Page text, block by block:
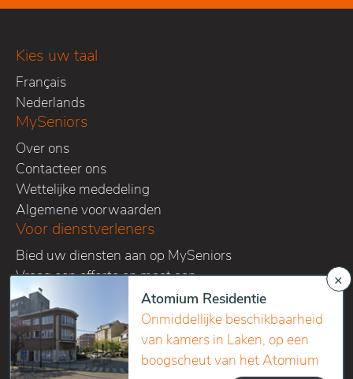
Kies uw taal
Français
Nederlands
MySeniors
Over ons
Contacteer ons
Wettelijke mededeling
Algemene voorwaarden
Voor dienstverleners
Bied uw diensten aan op MySeniors
Vraag een offerte op maat aan
Volg ons op onze sociale media kanalen
×
Atomium Residentie
Onmiddellijke beschikbaarheid
van kamers in Laken, op een
boogscheut van het Atomium